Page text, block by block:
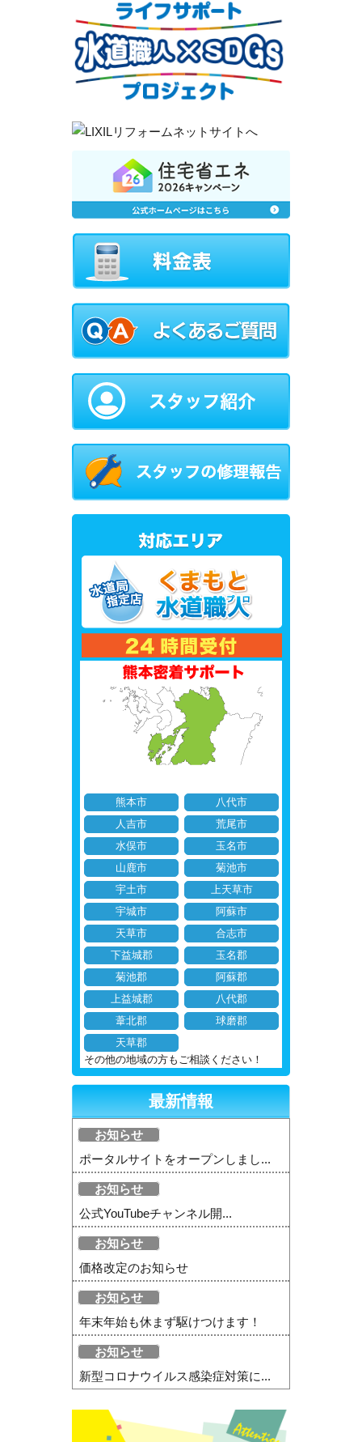
熊本市
八代市
人吉市
荒尾市
水俣市
玉名市
山鹿市
菊池市
宇土市
上天草市
宇城市
阿蘇市
天草市
合志市
下益城郡
玉名郡
菊池郡
阿蘇郡
上益城郡
八代郡
葦北郡
球磨郡
天草郡
その他の地域の方もご相談ください！
最新情報
お知らせ
ポータルサイトをオープンしまし...
お知らせ
公式YouTubeチャンネル開...
お知らせ
価格改定のお知らせ
お知らせ
年末年始も休まず駆けつけます！
お知らせ
新型コロナウイルス感染症対策に...